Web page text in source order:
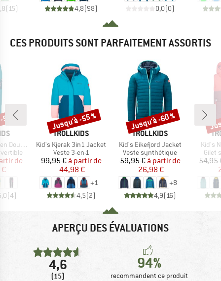
( 15)
4,8(98) 0,0(0)
CES PRODUITS SONT PARFAITEMENT ASSORTIS
Off Pants
réduit
de
(4)
%
MARQUE
TROLLKIDS
Article
Kid's Kjerak 3in1 Jacket
Product group
Veste 3-en-1
Prix
99,95 € Prix réduit
à partir de
44,98 €
+1
4,5(2)
Remise
Jusqu'à -55 %
MARQUE
TROLLKIDS
Article
Kid's Eikefjord Jacket
Product group
Veste synthétique
Prix
59,95 € Prix réduit
à partir de
26,98 €
+8
4,9(16)
Remise
Jusqu'à -60 %
Article
Kid's
Gilet
54,95
APERÇU DES ÉVALUATIONS
4,6
(15)
94%
recommandent ce produit